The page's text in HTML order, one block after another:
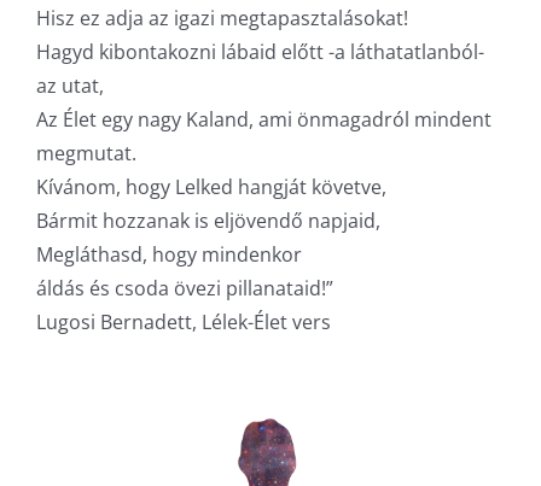
Hisz ez adja az igazi megtapasztalásokat!
Hagyd kibontakozni lábaid előtt -a láthatatlanból-
az utat,
Az Élet egy nagy Kaland, ami önmagadról mindent
megmutat.
Kívánom, hogy Lelked hangját követve,
Bármit hozzanak is eljövendő napjaid,
Megláthasd, hogy mindenkor
áldás és csoda övezi pillanataid!”
Lugosi Bernadett, Lélek-Élet vers